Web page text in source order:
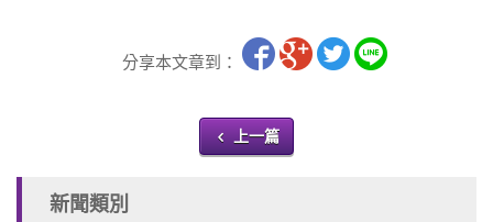
分享本文章到：
上一篇
新聞類別